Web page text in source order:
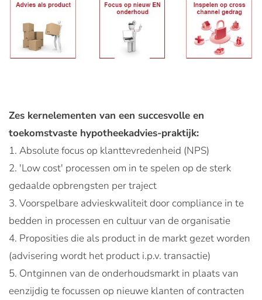
Zes kernelementen van een succesvolle en
toekomstvaste hypotheekadvies-praktijk:
1. Absolute focus op klanttevredenheid (NPS)
2. 'Low cost' processen om in te spelen op de sterk
gedaalde opbrengsten per traject
3. Voorspelbare advieskwaliteit door compliance in te
bedden in processen en cultuur van de organisatie
4. Proposities die als product in de markt gezet worden
(advisering wordt het product i.p.v. transactie)
5. Ontginnen van de onderhoudsmarkt in plaats van
eenzijdig te focussen op nieuwe klanten of contracten